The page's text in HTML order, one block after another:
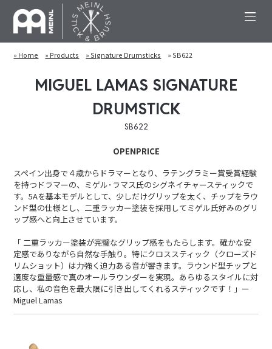
» Home » Products » Signature Drumsticks » SB622
MIGUEL LAMAS SIGNATURE
DRUMSTICK
SB622
OPENPRICE
スペイン出身で４歳からドラマーとなり、ラテングラミー賞受賞経験
を持つドラマーの、ミゲル･ラマス氏のシグネイチャースティックで
す。5Aを基本モデルとして、少しだけグリップを太く、チップをラウ
ンド型の仕様とし、二重ラッカー塗装を採用してミゲル氏好みのグリ
ップ感へと向上させています。
「 二重ラッカー塗装が完璧なグリップ感をもたらします。確かな安
定感でありながら自然な手触り。特にクロススティック（クローズド
リムショット）は力強く迫力ある音が響きます。ラウンド型チップと
適度な重量感で真のオールラウンダーを実現。あらゆるスタイルに対
応し、私の音色を最大限に引き出してくれるスティックです！」ー
Miguel Lamas